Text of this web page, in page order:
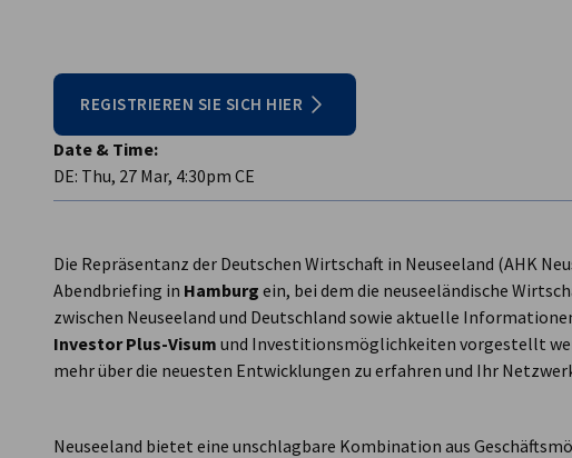
REGISTRIEREN SIE SICH HIER
Date & Time:
DE: Thu, 27 Mar, 4:30pm CE
Die Repräsentanz der Deutschen Wirtschaft in Neuseeland (AHK
Abendbriefing in Hamburg ein, bei dem die neuseeländische
zwischen Neuseeland und Deutschland sowie aktuelle
Investor Plus-Visum und Investitionsmöglichkeiten vorgestellt
mehr über die neuesten Entwicklungen zu erfahren und Ihr
Neuseeland bietet eine unschlagbare Kombination aus